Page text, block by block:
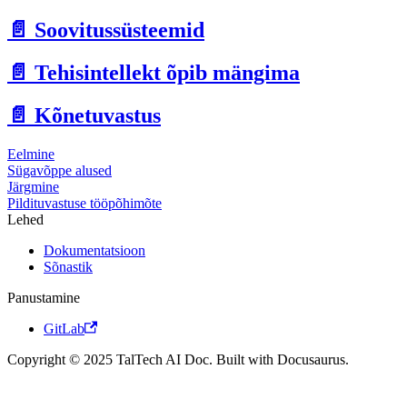
📄️ Soovitussüsteemid
📄️ Tehisintellekt õpib mängima
📄️ Kõnetuvastus
Eelmine
Sügavõppe alused
Järgmine
Pildituvastuse tööpõhimõte
Lehed
Dokumentatsioon
Sõnastik
Panustamine
GitLab
Copyright © 2025 TalTech AI Doc. Built with Docusaurus.